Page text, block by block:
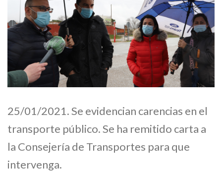
25/01/2021. Se evidencian carencias en el
transporte público. Se ha remitido carta a
la Consejería de Transportes para que
intervenga.